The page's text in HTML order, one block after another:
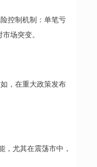
控制机制：单笔亏
场突变。
，在重大政策发布
尤其在震荡市中，